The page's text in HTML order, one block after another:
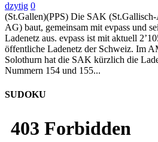
dzytig 0
(St.Gallen)(PPS) Die SAK
AG) baut, gemeinsam mit evpass und
Ladenetz aus. evpass ist mit aktuell
öffentliche Ladenetz der Schweiz. Im
Solothurn hat die SAK kürzlich die
Nummern 154 und 155...
SUDOKU